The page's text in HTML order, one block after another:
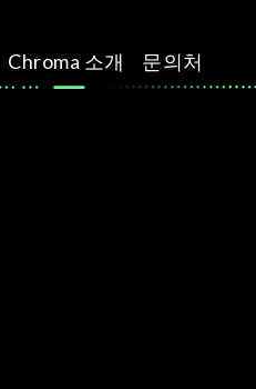
Chroma 소개 문의처